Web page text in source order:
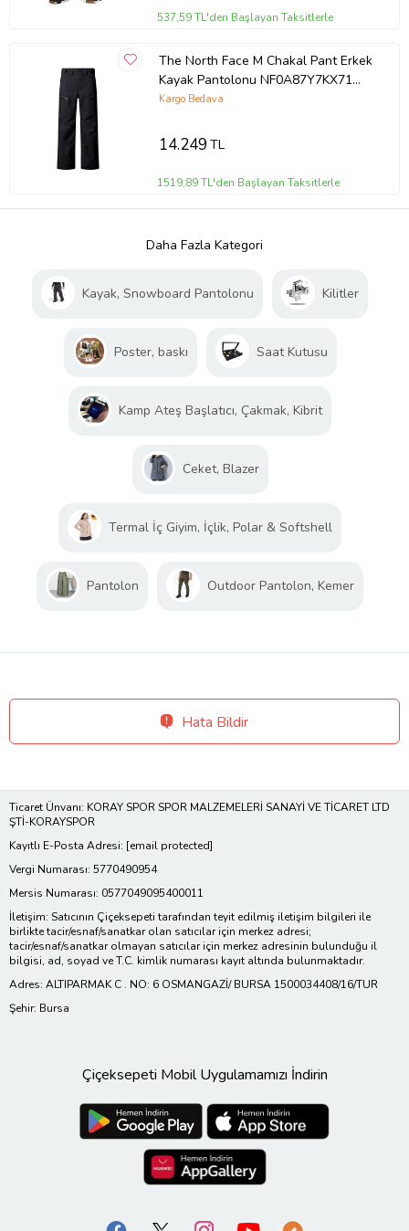
537,59 TL'den Başlayan Taksitlerle
The North Face M Chakal Pant Erkek
Kayak Pantolonu NF0A87Y7KX71
Siyah
Kargo Bedava
14.249TL
1519,89 TL'den Başlayan Taksitlerle
Daha Fazla Kategori
Kayak, Snowboard Pantolonu Kilitler
Poster, baskı Saat Kutusu
Kamp Ateş Başlatıcı, Çakmak, Kibrit
Ceket, Blazer
Termal İç Giyim, İçlik, Polar & Softshell
Pantolon Outdoor Pantolon, Kemer
Hata Bildir
Ticaret Ünvanı: KORAY SPOR SPOR MALZEMELERİ SANAYİ VE TİCARET LTD
ŞTİ-KORAYSPOR
Kayıtlı E-Posta Adresi: [email protected]
Vergi Numarası: 5770490954
Mersis Numarası: 0577049095400011
İletişim: Satıcının Çiçeksepeti tarafından teyit edilmiş iletişim bilgileri ile
birlikte tacir/esnaf/sanatkar olan satıcılar için merkez adresi;
tacir/esnaf/sanatkar olmayan satıcılar için merkez adresinin bulunduğu il
bilgisi, ad, soyad ve T.C. kimlik numarası kayıt altında bulunmaktadır.
Adres: ALTIPARMAK C . NO: 6 OSMANGAZİ/ BURSA 1500034408/16/TUR
Şehir: Bursa
Çiçeksepeti Mobil Uygulamamızı İndirin